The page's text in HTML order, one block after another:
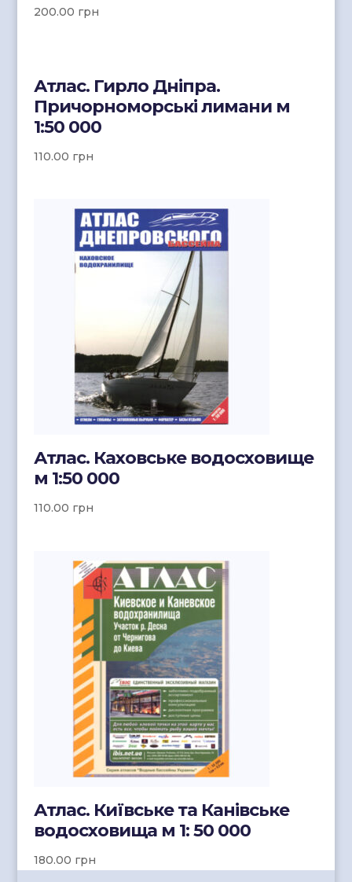
200.00 грн
Атлас. Гирло Дніпра.
Причорноморські лимани м
1:50 000
110.00 грн
Атлас. Каховське водосховище
м 1:50 000
110.00 грн
Атлас. Київське та Канівське
водосховища м 1: 50 000
180.00 грн